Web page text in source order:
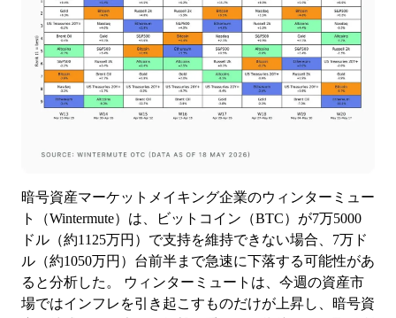
暗号資産マーケットメイキング企業のウィンターミュー
ト（Wintermute）は、ビットコイン（BTC）が7万5000
ドル（約1125万円）で支持を維持できない場合、7万ド
ル（約1050万円）台前半まで急速に下落する可能性があ
ると分析した。 ウィンターミュートは、今週の資産市
場ではインフレを引き起こすものだけが上昇し、暗号資